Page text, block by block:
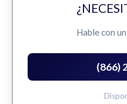
Hable con
(866)